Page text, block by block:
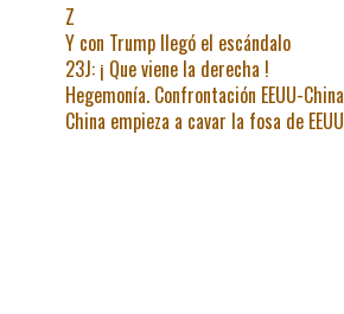
Z
Y con Trump llegó el escándalo
23J: ¡ Que viene la derecha !
Hegemonía. Confrontación EEUU-China
China empieza a cavar la fosa de EEUU